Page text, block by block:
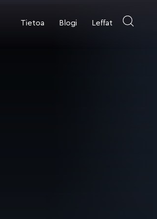
Tietoa Blogi Leffat